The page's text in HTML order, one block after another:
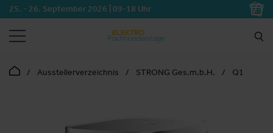
25. - 26. September 2026 | 09-18 Uhr
SUCHEN
Ausstellerverzeichnis STRONG Ges.m.b.H. Q1